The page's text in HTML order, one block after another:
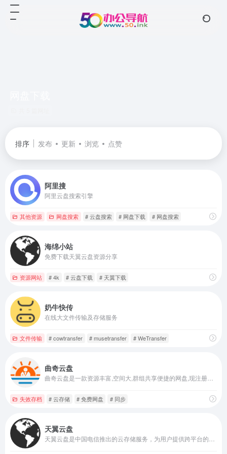
排序 发布 更新 浏览 点赞
阿里搜
阿里云盘搜索引擎
其他资源 网盘搜索 # 云盘搜索 # 网盘下载 # 网盘搜索
海绵小站
免费下载天翼云盘资源分享
资源网站 # 4k # 云盘下载 # 天翼下载
奶牛快传
在线大文件传输及存储服务
文件传输 # cowtransfer # musetransfer # WeTransfer
曲奇云盘
失效存档 # 云存储 # 免费网盘 # 同步
天翼云盘